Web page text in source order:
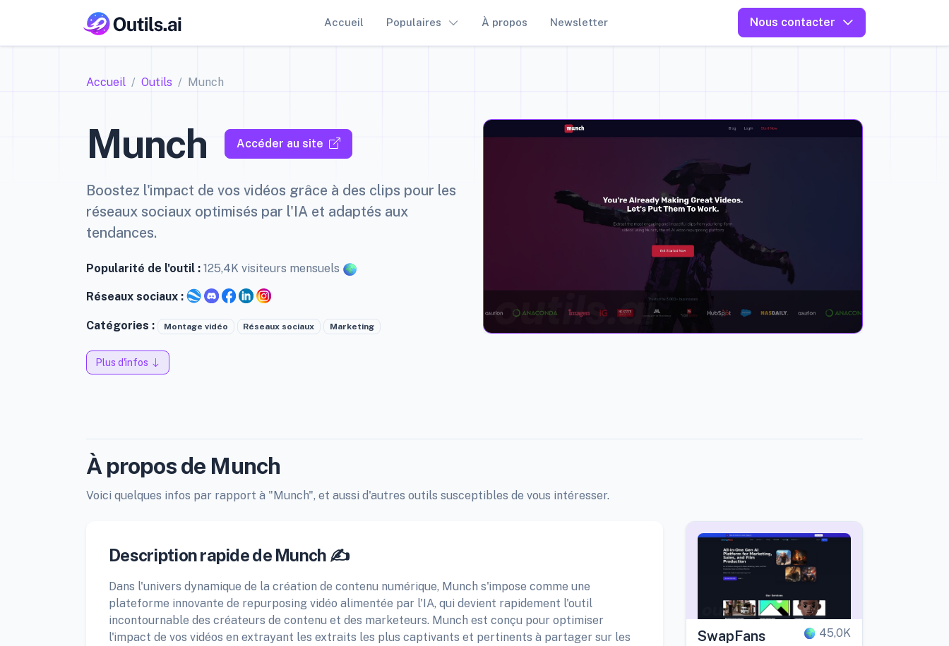
Accueil Populaires À propos Newsletter Nous contacter
Accueil Outils Munch
Munch Accéder au site
Boostez l'impact de vos vidéos grâce à des clips pour les
réseaux sociaux optimisés par l'IA et adaptés aux
tendances.
Popularité de l'outil : 125,4K visiteurs mensuels
Réseaux sociaux :
Catégories : Montage vidéo Réseaux sociaux Marketing
Plus d'infos
À propos de Munch
Voici quelques infos par rapport à "Munch", et aussi d'autres outils susceptibles de vous intéresser.
Description rapide de Munch ✍️
Dans l'univers dynamique de la création de contenu numérique, Munch s'impose comme une
plateforme innovante de repurposing vidéo alimentée par l'IA, qui devient rapidement l'outil
incontournable des créateurs de contenu et des marketeurs. Munch est conçu pour optimiser
l'impact de vos vidéos en extrayant les extraits les plus captivants et pertinents à partager sur les
SwapFans 45,0K